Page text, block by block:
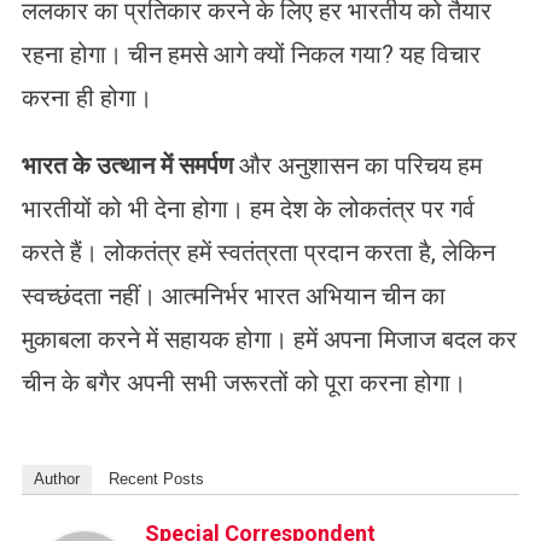
ललकार का प्रतिकार करने के लिए हर भारतीय को तैयार
रहना होगा। चीन हमसे आगे क्यों निकल गया? यह विचार
करना ही होगा।
भारत के उत्थान में समर्पणऔर अनुशासन का परिचय हम
भारतीयों को भी देना होगा। हम देश के लोकतंत्र पर गर्व
करते हैं। लोकतंत्र हमें स्वतंत्रता प्रदान करता है, लेकिन
स्वच्छंदता नहीं। आत्मनिर्भर भारत अभियान चीन का
मुकाबला करने में सहायक होगा। हमें अपना मिजाज बदल कर
चीन के बगैर अपनी सभी जरूरतों को पूरा करना होगा।
Author Recent Posts
Special Correspondent